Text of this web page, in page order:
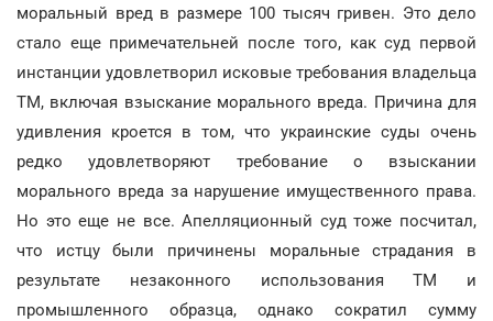
моральный вред в размере 100 тысяч гривен. Это дело
стало еще примечательней после того, как суд первой
инстанции удовлетворил исковые требования владельца
ТМ, включая взыскание морального вреда. Причина для
удивления кроется в том, что украинские суды очень
редко удовлетворяют требование о взыскании
морального вреда за нарушение имущественного права.
Но это еще не все. Апелляционный суд тоже посчитал,
что истцу были причинены моральные страдания в
результате незаконного использования ТМ и
промышленного образца, однако сократил сумму